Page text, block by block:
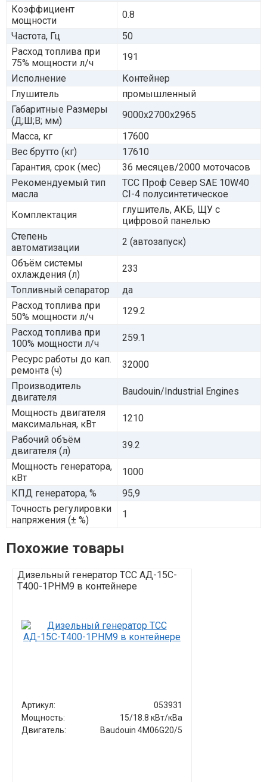
Коэффициент
мощности
0.8
Частота, Гц
50
Расход топлива при
75% мощности л/ч
191
Исполнение
Контейнер
Глушитель
промышленный
Габаритные Размеры
(Д;Ш;В; мм)
9000х2700х2965
Масса, кг
17600
Вес брутто (кг)
17610
Гарантия, срок (мес)
36 месяцев/2000 моточасов
Рекомендуемый тип
масла
ТСС Проф Север SAE 10W40
CI-4 полусинтетическое
Комплектация
глушитель, АКБ, ЩУ с
цифровой панелью
Степень
автоматизации
2 (автозапуск)
Объём системы
охлаждения (л)
233
Топливный сепаратор
да
Расход топлива при
50% мощности л/ч
129.2
Расход топлива при
100% мощности л/ч
259.1
Ресурс работы до кап.
ремонта (ч)
32000
Производитель
двигателя
Baudouin/Industrial Engines
Мощность двигателя
максимальная, кВт
1210
Рабочий объём
двигателя (л)
39.2
Мощность генератора,
кВт
1000
КПД генератора, %
95,9
Точность регулировки
напряжения (± %)
1
Похожие товары
Дизельный генератор ТСС АД-15С-
Т400-1РНМ9 в контейнере
Артикул:
053931
Мощность:
15/18.8 кВт/кВа
Двигатель:
Baudouin 4M06G20/5